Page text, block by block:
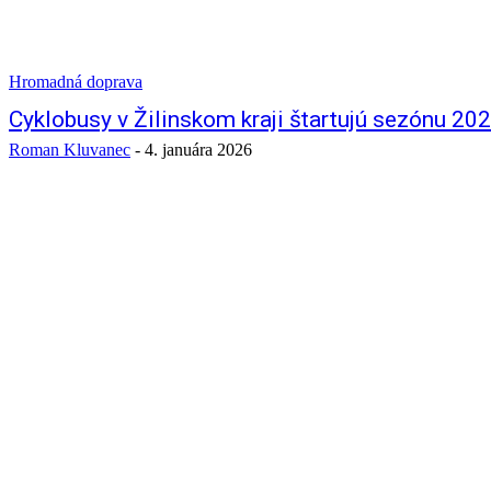
Hromadná doprava
Cyklobusy v Žilinskom kraji štartujú sezónu
Roman Kluvanec - 4. januára 2026